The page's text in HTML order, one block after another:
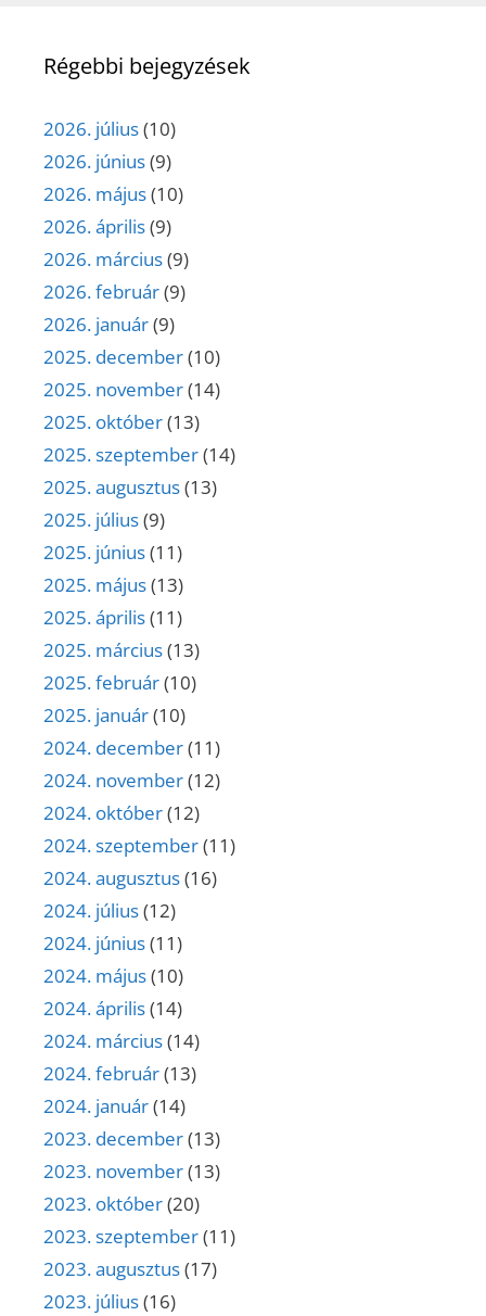
Régebbi bejegyzések
2026. július(10)
2026. június(9)
2026. május(10)
2026. április(9)
2026. március(9)
2026. február(9)
2026. január(9)
2025. december(10)
2025. november(14)
2025. október(13)
2025. szeptember(14)
2025. augusztus(13)
2025. július(9)
2025. június(11)
2025. május(13)
2025. április(11)
2025. március(13)
2025. február(10)
2025. január(10)
2024. december(11)
2024. november(12)
2024. október(12)
2024. szeptember(11)
2024. augusztus(16)
2024. július(12)
2024. június(11)
2024. május(10)
2024. április(14)
2024. március(14)
2024. február(13)
2024. január(14)
2023. december(13)
2023. november(13)
2023. október(20)
2023. szeptember(11)
2023. augusztus(17)
2023. július(16)